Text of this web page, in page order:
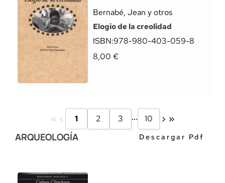
Bernabé, Jean y otros
Elogio de la creolidad
ISBN:978-980-403-059-8
8,00 €
1 2 3 ... 10
ARQUEOLOGÍA Descargar Pdf